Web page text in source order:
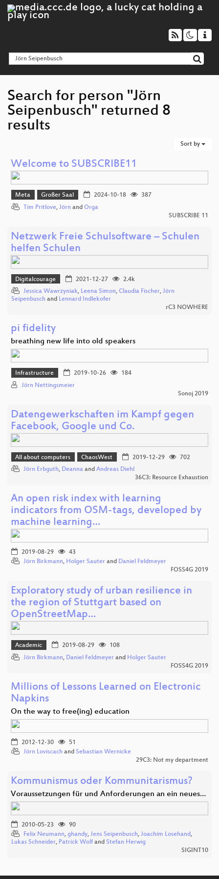
Search for person "Jörn
Seipenbusch" returned 8
results
Sort by
Welcome to SUBSCRIBE11
Meta Großer Saal 2024-10-18
387
Tim Pritlove, Jörn and Orga
SUBSCRIBE 11
Netzwerk Freie Schulsoftware – Schulen
helfen Schulen
Digitalcourage 2021-12-27
2.4k
Jessica Wawrzyniak, Leena Simon, Claudia Fischer, Jörn
Seipenbusch and Lennard Indlekofer
rC3 NOWHERE
pi fidelity
breathing new life into old speakers
Infrastructure 2019-10-26
184
Jörn Nettingsmeier
Sonoj 2019
Datengewerkschaften im Kampf gegen
Facebook, Google und Co.
All about computers ChaosWest 2019-12-29
702
Jörn Erbguth, Deanna and Andreas Diehl
36C3: Resource Exhaustion
An open risk index with learning
indicators from OSM-tags, developed by
machine learning…
2019-08-29
43
Jörn Birkmann, Holger Sauter and Daniel Feldmeyer
FOSS4G 2019
Exploratory study of urban resilience in
the region of Stuttgart based on
OpenStreetMap…
Academic 2019-08-29
108
Jörn Birkmann, Daniel Feldmeyer and Holger Sauter
FOSS4G 2019
Millions of Lessons Learned on Electronic
Napkins
On the way to free(ing) education
2012-12-30
51
Jörn Loviscach and Sebastian Wernicke
29C3: Not my department
Kommunismus oder Kommunitarismus?
Voraussetzungen für und Anforderungen an ein neues…
2010-05-23
90
Felix Neumann, ghandy, Jens Seipenbusch, Joachim Losehand,
Lukas Schneider, Patrick Wolf and Stefan Herwig
SIGINT10